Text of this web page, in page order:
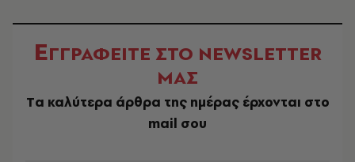
ΕΓΓΡΑΦΕΙΤΕ ΣΤΟ NEWSLETTER
ΜΑΣ
Tα καλύτερα άρθρα της ημέρας έρχονται στο
mail σου